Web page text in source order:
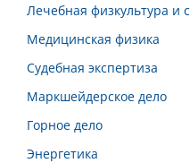
Лечебная физкультура и
Медицинская физика
Судебная экспертиза
Маркшейдерское дело
Горное дело
Энергетика